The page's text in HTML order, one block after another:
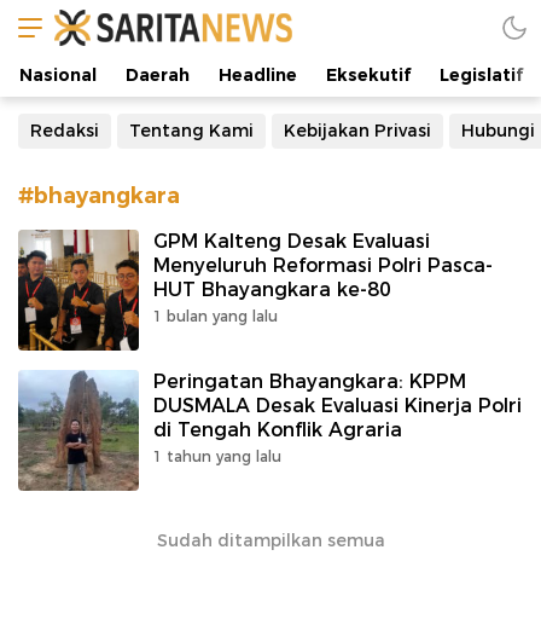
Manifestasi Arus Kebenaran
Nasional Daerah Headline Eksekutif Legislatif
Redaksi Tentang Kami Kebijakan Privasi Hubungi
#bhayangkara
GPM Kalteng Desak Evaluasi
Menyeluruh Reformasi Polri Pasca-
HUT Bhayangkara ke-80
1 bulan yang lalu
Peringatan Bhayangkara: KPPM
DUSMALA Desak Evaluasi Kinerja Polri
di Tengah Konflik Agraria
1 tahun yang lalu
Sudah ditampilkan semua